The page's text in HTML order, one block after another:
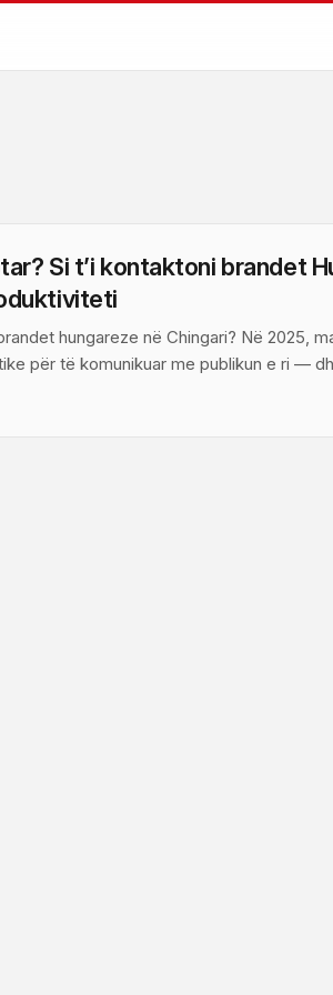
Si t’i kontaktoni brandet
hungareze në Chingari? Në 2025,
për të komunikuar me publikun e ri —
si platformë video e orientuar nga